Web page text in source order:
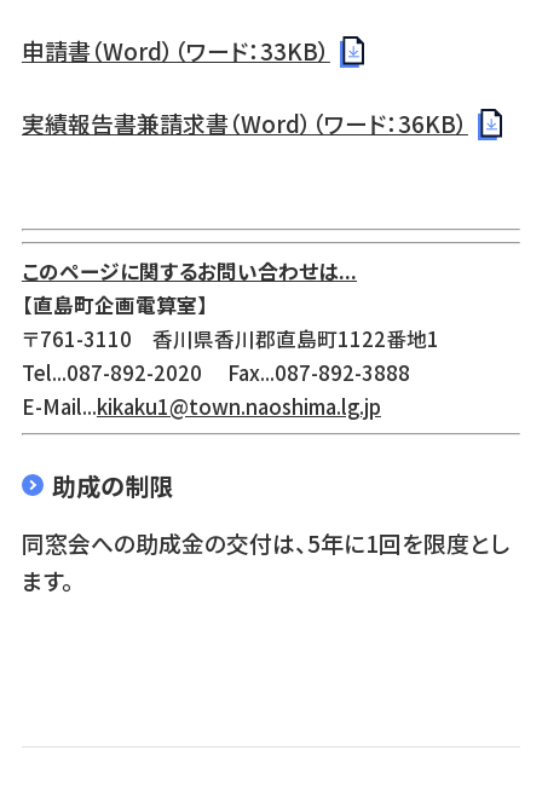
申請書（Word）（ワード：33KB）
実績報告書兼請求書（Word）（ワード：36KB）
このページに関するお問い合わせは...
【直島町企画電算室】
〒761-3110 香川県香川郡直島町1122番地1
Tel...087-892-2020 Fax...087-892-3888
E-Mail...kikaku1@town.naoshima.lg.jp
助成の制限
同窓会への助成金の交付は、5年に1回を限度とし
ます。